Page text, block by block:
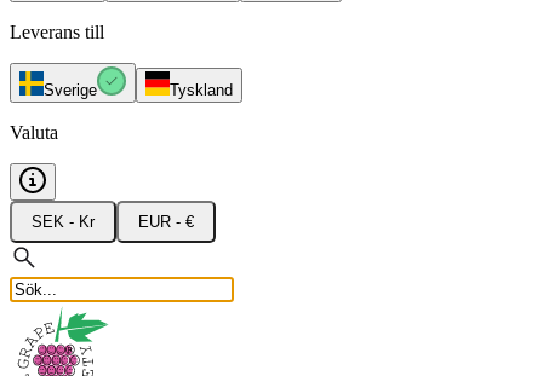
Leverans till
Sverige Tyskland
Valuta
SEK - Kr EUR - €